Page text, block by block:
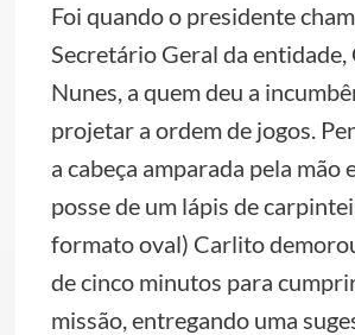
Foi quando o presidente
Secretário Geral da
Nunes, a quem deu a
projetar a ordem de jogos.
a cabeça amparada pela mão
posse de um lápis de
formato oval) Carlito
de cinco minutos para
missão, entregando uma